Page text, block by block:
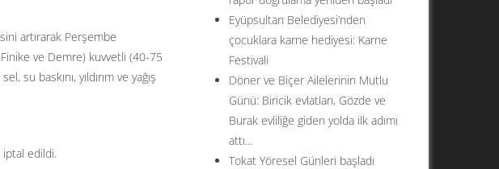
artırarak Perşembe
ve Demre) kuvvetli (40-75
baskını, yıldırım ve yağış
iptal edildi.
Eyüpsultan Belediyesi’nden
çocuklara karne hediyesi: Karne
Festivali
Döner ve Biçer Ailelerinin Mutlu
Günü: Biricik evlatları, Gözde ve
Burak evliliğe giden yolda ilk adımı
attı…
Tokat Yöresel Günleri başladı